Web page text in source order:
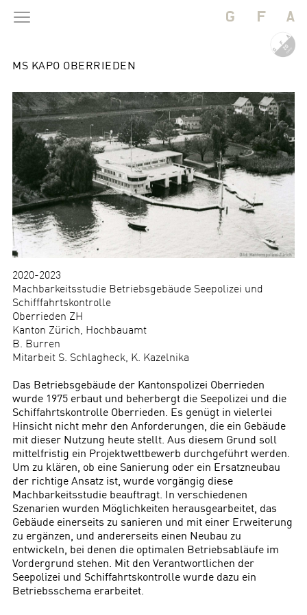
PROJEKTE
BÜRO
MS KAPO OBERRIEDEN
2020-2023
Machbarkeitsstudie Betriebsgebäude Seepolizei und
Schifffahrtskontrolle
Oberrieden ZH
Kanton Zürich, Hochbauamt
B. Burren
Mitarbeit S. Schlagheck, K. Kazelnika
Das Betriebsgebäude der Kantonspolizei Oberrieden
wurde 1975 erbaut und beherbergt die Seepolizei und die
Schiffahrtskontrolle Oberrieden. Es genügt in vielerlei
Hinsicht nicht mehr den Anforderungen, die ein Gebäude
mit dieser Nutzung heute stellt. Aus diesem Grund soll
mittelfristig ein Projektwettbewerb durchgeführt werden.
Um zu klären, ob eine Sanierung oder ein Ersatzneubau
der richtige Ansatz ist, wurde vorgängig diese
Machbarkeitsstudie beauftragt. In verschiedenen
Szenarien wurden Möglichkeiten herausgearbeitet, das
Gebäude einerseits zu sanieren und mit einer Erweiterung
zu ergänzen, und andererseits einen Neubau zu
entwickeln, bei denen die optimalen Betriebsabläufe im
Vordergrund stehen. Mit den Verantwortlichen der
Seepolizei und Schiffahrtskontrolle wurde dazu ein
Betriebsschema erarbeitet.